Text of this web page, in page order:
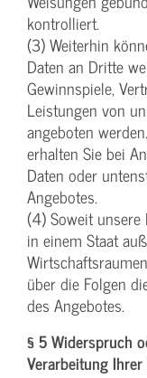
kontrolliert.
(3) Weiterhin
Daten an Dritte
Gewinnspiele,
Leistungen von
angeboten
erhalten Sie bei
Daten oder
Angebotes.
(4) Soweit
in einem Staat
über die Folgen
des Angebotes.
§ 5 Widerspruch
Verarbeitung Ihrer